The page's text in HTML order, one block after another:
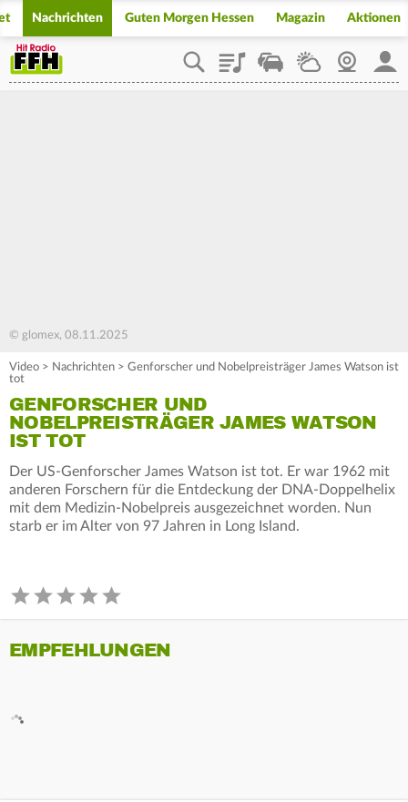
Nachrichten Guten Morgen Hessen Magazin Aktionen
PlaylistStaupilotWetterWebcam
© glomex, 08.11.2025
Video > Nachrichten > Genforscher und Nobelpreisträger James Watson ist
tot
GENFORSCHER UND
NOBELPREISTRÄGER JAMES WATSON
IST TOT
Der US-Genforscher James Watson ist tot. Er war 1962 mit
anderen Forschern für die Entdeckung der DNA-Doppelhelix
mit dem Medizin-Nobelpreis ausgezeichnet worden. Nun
starb er im Alter von 97 Jahren in Long Island.
EMPFEHLUNGEN